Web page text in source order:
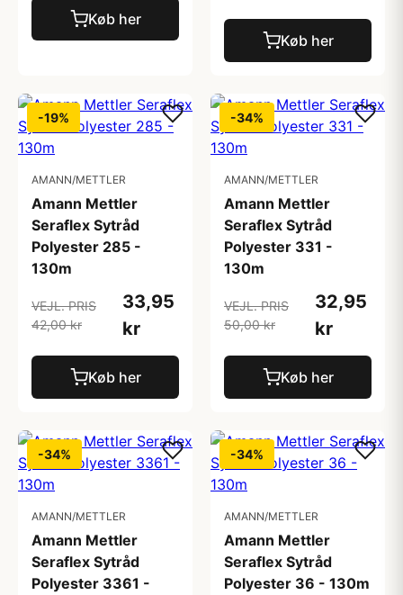
Køb her
Køb her
-19%
AMANN/METTLER
Amann Mettler
Seraflex Sytråd
Polyester 285 -
130m
VEJL. PRIS
42,00 kr
33,95
kr
Køb her
-34%
AMANN/METTLER
Amann Mettler
Seraflex Sytråd
Polyester 331 -
130m
VEJL. PRIS
50,00 kr
32,95
kr
Køb her
-34%
AMANN/METTLER
Amann Mettler
Seraflex Sytråd
Polyester 3361 -
-34%
AMANN/METTLER
Amann Mettler
Seraflex Sytråd
Polyester 36 - 130m